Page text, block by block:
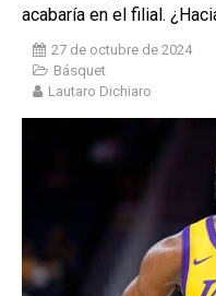
acabaría en el filial.
27 de octubre de 2024
Básquet
Lautaro Dichiaro